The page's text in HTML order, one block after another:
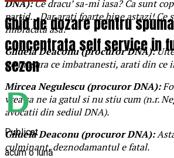
DNA):Ce dracu’ sa-mi iasa? Ca sunt
partid… Dar arati foarte bine astazi! Ce
Imbracata asa!
Giluela Deaconu (procuror DNA):
Pe masura ce imbatranesti, arati din ce
Mircea Negulescu (procuror DNA):
vrea sa ne ia gatul si nu stiu cum (n.r.
avocatii din sediul DNA).
Giluela Deaconu (procuror DNA):
culminant, deznodamantul e fatal.
Ghid de dozare pentru
concentrata self service in
sezon
Publicat
acum o lună